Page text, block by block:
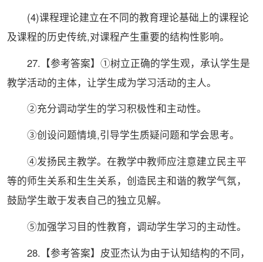
(4)课程理论建立在不同的教育理论基础上的课程论
及课程的历史传统,对课程产生重要的结构性影响。
27.【参考答案】①树立正确的学生观，承认学生是
教学活动的主体，让学生成为学习活动的主人。
②充分调动学生的学习积极性和主动性。
③创设问题情境,引导学生质疑问题和学会思考。
④发扬民主教学。在教学中教师应注意建立民主平
等的师生关系和生生关系，创造民主和谐的教学气氛，
鼓励学生敢于发表自己的独立见解。
⑤加强学习目的性教育，调动学生学习的主动性。
28.【参考答案】皮亚杰认为由于认知结构的不同，